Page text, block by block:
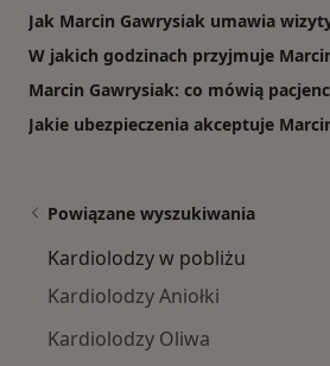
Jak Marcin Gawrysiak umawia
W jakich godzinach przyjmuje
Marcin Gawrysiak: co mówią
Jakie ubezpieczenia akceptuje
Powiązane wyszukiwania
Kardiolodzy w pobliżu
Kardiolodzy Aniołki
Kardiolodzy Oliwa